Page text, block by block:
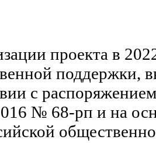
проекта в
поддержки,
с
№ 68-рп и на